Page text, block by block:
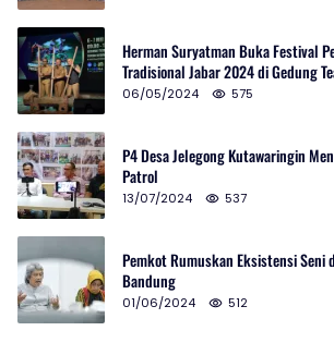
Herman Suryatman Buka Festival
Tradisional Jabar 2024 di Gedung
06/05/2024 575
P4 Desa Jelegong Kutawaringin
Patrol
13/07/2024 537
Pemkot Rumuskan Eksistensi Seni
Bandung
01/06/2024 512